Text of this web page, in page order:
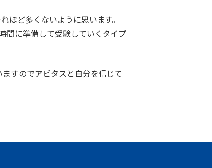
ほど多くないように思います。
間に準備して受験していくタイプ
すのでアビタスと自分を信じて